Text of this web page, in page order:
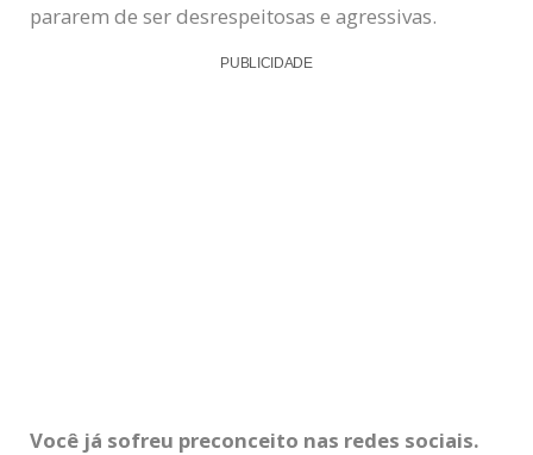
pararem de ser desrespeitosas e agressivas.
PUBLICIDADE
Você já sofreu preconceito nas redes sociais.